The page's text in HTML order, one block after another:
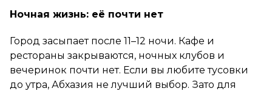
Ночная жизнь: её почти нет
Город засыпает после 11–12 ночи. Кафе и
рестораны закрываются, ночных клубов и
вечеринок почти нет. Если вы любите тусовки
до утра, Абхазия не лучший выбор. Зато для